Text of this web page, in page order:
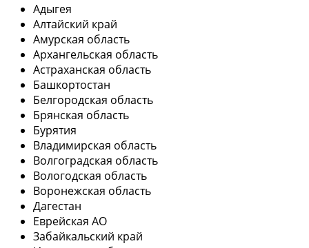
Адыгея
Алтайский край
Амурская область
Архангельская область
Астраханская область
Башкортостан
Белгородская область
Брянская область
Бурятия
Владимирская область
Волгоградская область
Вологодская область
Воронежская область
Дагестан
Еврейская АО
Забайкальский край